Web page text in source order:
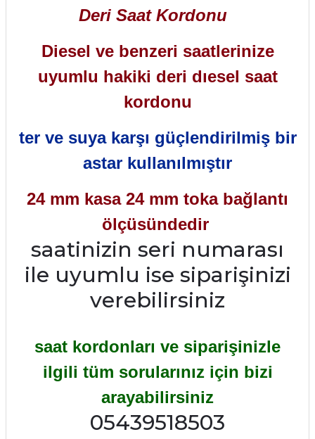
Deri Saat Kordonu
Diesel ve benzeri saatlerinize
uyumlu hakiki deri dıesel saat
kordonu
ter ve suya karşı güçlendirilmiş bir
astar kullanılmıştır
24 mm kasa 24 mm toka bağlantı
ölçüsündedir
saatinizin seri numarası
ile uyumlu ise siparişinizi
verebilirsiniz
saat kordonları ve siparişinizle
ilgili tüm sorularınız için bizi
arayabilirsiniz
05439518503